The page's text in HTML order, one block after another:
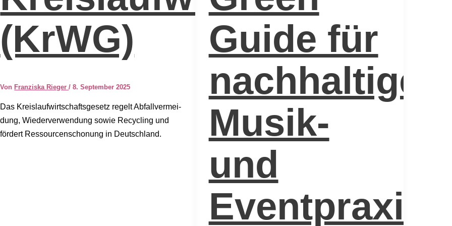
(KrWG)
Von Franziska Rieger/8. September 2025
Das Kreis­lauf­wirt­schafts­ge­setz regelt Abfall­ver­mei­
dung, Wie­der­ver­wen­dung sowie Recy­cling und
för­dert Res­sour­cen­scho­nung in Deutsch­land.
Guide für
nachhaltige
Musik-
und
Eventpraxis